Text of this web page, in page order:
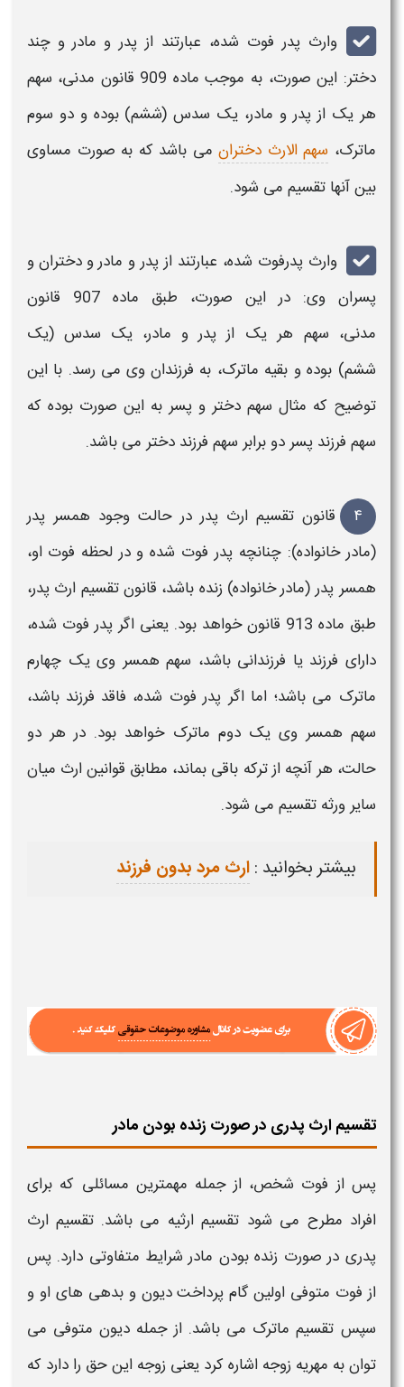
وارث پدر فوت شده، عبارتند از پدر و مادر و چند
دختر
: این صورت، به موجب ماده 909 قانون مدنی، سهم
هر یک از پدر و مادر، یک سدس (ششم) بوده و دو سوم
ماترک، سهم الارث دختران می باشد که به صورت مساوی
بینآنها تقسیم می شود.
وارث پدرفوت شده، عبارتند ازپدرو مادرودختران و
پسران
وی: در این صورت، طبق ماده 907 قانون
مدنی، سهم هر یک از پدر و مادر، یک سدس (یک
ششم) بوده و بقیه ماترک، به فرزندان وی می رسد. با این
توضیح که مثال سهم دختر و پسر به این صورت بوده که
سهم فرزند پسردو برابر سهم فرزند دختر می باشد.
۴ قانون تقسیم ارث پدردر حالت وجود همسر پدر
(مادرخانواده): چنانچه پدر فوت شده و در لحظه فوت او،
همسر پدر(مادرخانواده) زنده باشد، قانون تقسیم ارث پدر،
طبق ماده 913 قانون خواهد بود. یعنی اگر
پدر فوت شده،
دارای فرزند یا فرزندانی باشد، سهم همسر وی یک چهارم
ماترک می باشد؛ اما اگر پدر فوت شده، فاقد فرزند باشد،
سهم همسر وی یک دوم ماترک خواهد بود. در هر دو
حالت، هر آنچه از ترکه باقی بماند، مطابق قوانینارث میان
سایرورثه تقسیم می شود.
بیشتر بخوانید :ارث مرد بدون فرزند
تقسیم ارث پدری در صورت زنده بودن مادر
پس از فوت شخص، از جمله مهمترین مسائلی که برای
افراد مطرح می شود تقسیم ارثیه می باشد. تقسیم ارث
پدری در صورت زنده بودن مادر شرایط متفاوتی دارد. پس
از فوت متوفی اولین گام پرداخت دیون و بدهی های او و
سپس تقسیم ماترک می باشد. از جمله دیون متوفی می
توان به مهریه زوجه اشاره کرد یعنی زوجه این حق را دارد که